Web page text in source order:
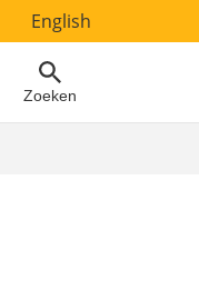
English
Zoeken